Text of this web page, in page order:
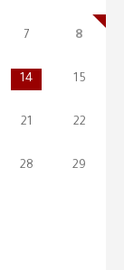
7 8
14 15
21 22
28 29